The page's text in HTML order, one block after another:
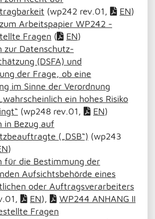
(wp242 rev.01, EN)
Arbeitspapier WP242 -
Fragen ( EN)
zur Datenschutz-
(DSFA) und
der Frage, ob eine
im Sinne der Verordnung
ein hohes Risiko
(wp248 rev.01, EN)
in Bezug auf
(„DSB“) (wp243
)
für die Bestimmung der
Aufsichtsbehörde eines
oder Auftragsverarbeiters
EN),
WP244 ANHANG II
Fragen